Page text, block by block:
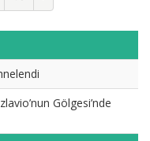
Gölgesi’nde